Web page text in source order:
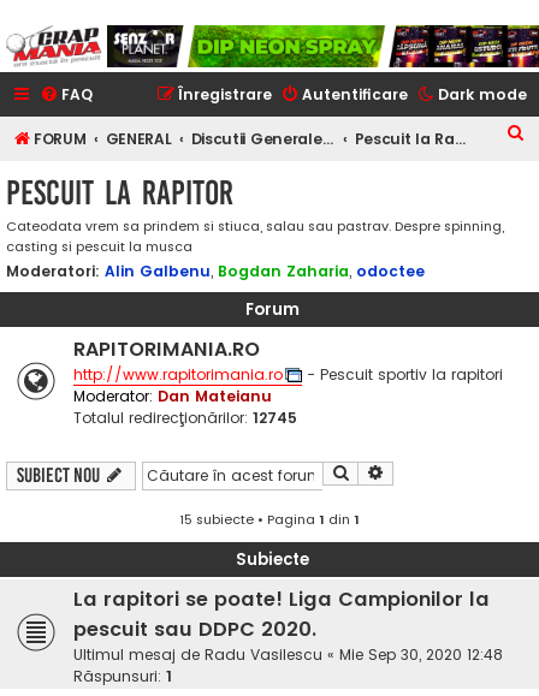
Dark mode
FAQ Autentificare
Înregistrare
FORUM GENERAL Discutii Generale despre Pescuit Pescuit la Rapitor
r
e
Pescuit la Rapitor
Cateodata vrem sa prindem si stiuca, salau sau pastrav. Despre spinning,
casting si pescuit la musca
Moderatori: Alin Galbenu, Bogdan Zaharia, odoctee
Forum
RAPITORIMANIA.RO
http://www.rapitorimania.ro
- Pescuit sportiv la rapitori
Moderator: Dan Mateianu
Totalul redirecţionărilor: 12745
Subiect nou Căutare
15 subiecte • Pagina 1 din 1
Subiecte
La rapitori se poate! Liga Campionilor la
pescuit sau DDPC 2020.
Ultimul mesaj de Radu Vasilescu « Mie Sep 30, 2020 12:48
Răspunsuri: 1